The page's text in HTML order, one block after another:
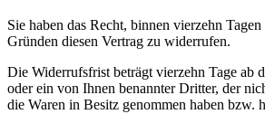
Sie haben das Recht, binnen vierzehn
Gründen diesen Vertrag zu widerrufen.
Die Widerrufsfrist beträgt vierzehn Tage ab
oder ein von Ihnen benannter Dritter, der
die Waren in Besitz genommen haben bzw.